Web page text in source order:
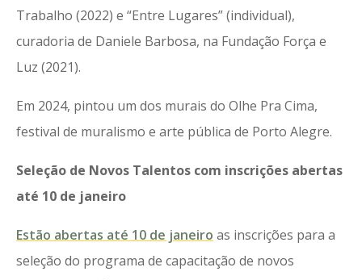
Trabalho (2022) e “Entre Lugares” (individual),
curadoria de Daniele Barbosa, na Fundação Força e
Luz (2021).
Em 2024, pintou um dos murais do Olhe Pra Cima,
festival de muralismo e arte pública de Porto Alegre.
Seleção de Novos Talentos com inscrições abertas
até 10 de janeiro
Estão abertas até 10 de janeiro as inscrições para a
seleção do programa de capacitação de novos